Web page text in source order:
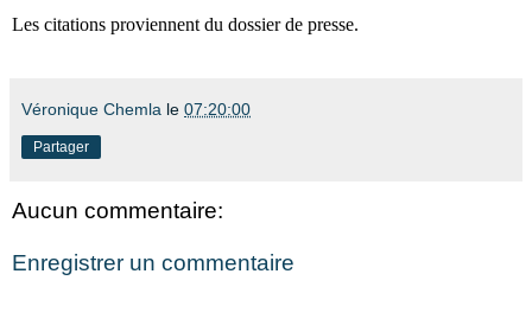
Les citations proviennent du dossier de presse.
Véronique Chemla le 07:20:00
Partager
Aucun commentaire:
Enregistrer un commentaire